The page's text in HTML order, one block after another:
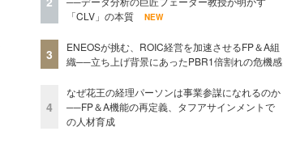
「CLV」の本質
NEW
3
ENEOSが挑む、ROIC経営を加速させるFP＆A組
織──立ち上げ背景にあったPBR1倍割れの危機感
4
なぜ花王の経理パーソンは事業参謀になれるのか
──FP＆A機能の再定義、タフアサインメントで
の人材育成